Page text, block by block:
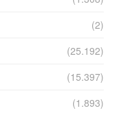
(2)
(25.192)
(15.397)
(1.893)